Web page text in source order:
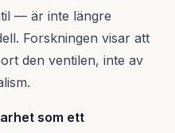
— är inte längre
Forskningen visar att
den ventilen, inte av
som ett